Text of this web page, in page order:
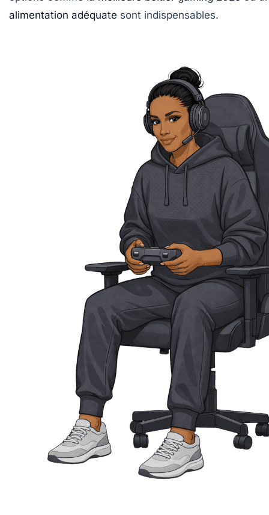
alimentation adéquate sont indispensables.